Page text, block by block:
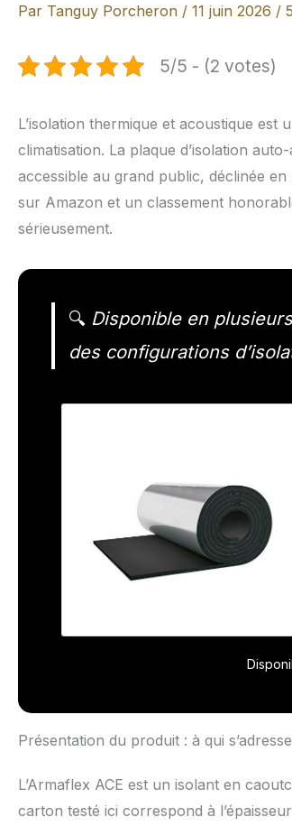
Par Tanguy Porcheron / 11 juin 2026 /
5/5 - (2 votes)
L’isolation thermique et acoustique
climatisation. La plaque d’isolation
accessible au grand public, déclinée
sur Amazon et un classement
sérieusement.
🔍 Disponible en
des configurations
Présentation du produit : à qui
L’Armaflex ACE est un isolant en
carton testé ici correspond à